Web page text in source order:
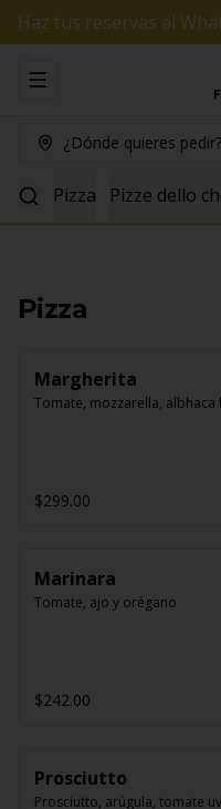
Haz tus reservas al
Abrir menu de navegación
¿Dónde quieres pedir?
Pizza Pizze dello
Pizza
Margherita
Tomate, mozzarella, albhaca
$299.00
Marinara
Tomate, ajo y orégano
$242.00
Prosciutto
Prosciutto, arúgula, tomate